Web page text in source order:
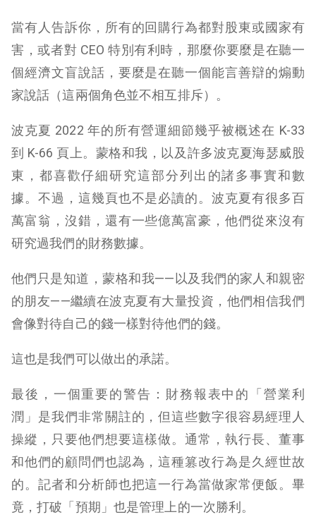
當有人告訴你，所有的回購行為都對股東或國家有
害，或者對 CEO 特別有利時，那麼你要麼是在聽一
個經濟文盲說話，要麼是在聽一個能言善辯的煽動
家說話（這兩個角色並不相互排斥）。
波克夏 2022 年的所有營運細節幾乎被概述在 K-33
到 K-66 頁上。蒙格和我，以及許多波克夏海瑟威股
東，都喜歡仔細研究這部分列出的諸多事實和數
據。不過，這幾頁也不是必讀的。波克夏有很多百
萬富翁，沒錯，還有一些億萬富豪，他們從來沒有
研究過我們的財務數據。
他們只是知道，蒙格和我——以及我們的家人和親密
的朋友——繼續在波克夏有大量投資，他們相信我們
會像對待自己的錢一樣對待他們的錢。
這也是我們可以做出的承諾。
最後，一個重要的警告：財務報表中的「營業利
潤」是我們非常關註的，但這些數字很容易經理人
操縱，只要他們想要這樣做。通常，執行長、董事
和他們的顧問們也認為，這種篡改行為是久經世故
的。記者和分析師也把這一行為當做家常便飯。畢
竟，打破「預期」也是管理上的一次勝利。